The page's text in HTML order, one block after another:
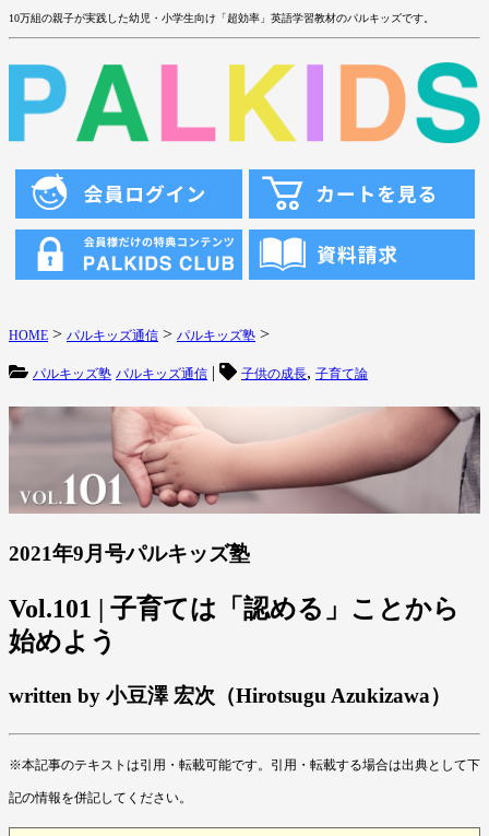
10万組の親子が実践した幼児・小学生向け「超効率」英語学習教材のパルキッズです。
HOME > パルキッズ通信 > パルキッズ塾 >
パルキッズ塾 パルキッズ通信 | 子供の成長, 子育て論
2021年9月号パルキッズ塾
Vol.101 | 子育ては「認める」ことから
始めよう
written by 小豆澤 宏次（Hirotsugu Azukizawa）
※本記事のテキストは引用・転載可能です。引用・転載する場合は出典として下
記の情報を併記してください。